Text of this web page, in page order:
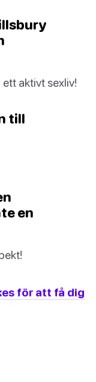
aktivt sexliv!
till
en
för att få dig